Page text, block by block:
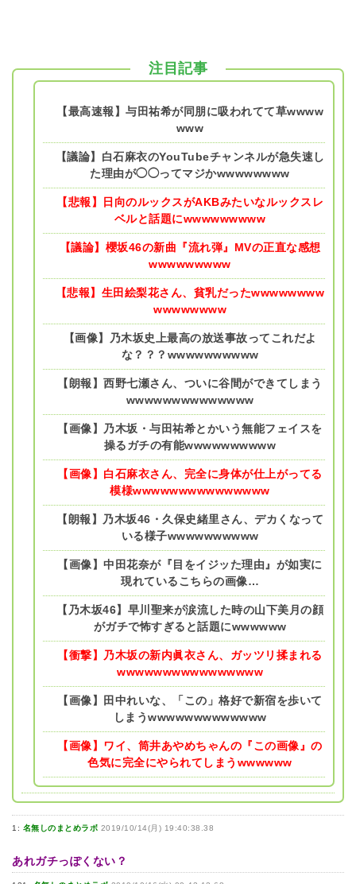
注目記事
【最高速報】与田祐希が同朋に吸われてて草wwww
www
【議論】白石麻衣のYouTubeチャンネルが急失速し
た理由が◯◯ってマジかwwwwwwww
【悲報】日向のルックスがAKBみたいなルックスレ
ベルと話題にwwwwwwwww
【議論】櫻坂46の新曲『流れ弾』MVの正直な感想
wwwwwwwww
【悲報】生田絵梨花さん、貧乳だったwwwwwwww
wwwwwwww
【画像】乃木坂史上最高の放送事故ってこれだよ
な？？？wwwwwwwwww
【朗報】西野七瀬さん、ついに谷間ができてしまう
wwwwwwwwwwwwww
【画像】乃木坂・与田祐希とかいう無能フェイスを
操るガチの有能wwwwwwwwww
【画像】白石麻衣さん、完全に身体が仕上がってる
模様wwwwwwwwwwwwwww
【朗報】乃木坂46・久保史緒里さん、デカくなって
いる様子wwwwwwwwww
【画像】中田花奈が『目をイジッた理由』が如実に
現れているこちらの画像…
【乃木坂46】早川聖来が涙流した時の山下美月の顔
がガチで怖すぎると話題にwwwwww
【衝撃】乃木坂の新内眞衣さん、ガッツリ揉まれる
wwwwwwwwwwwwwwww
【画像】田中れいな、「この」格好で新宿を歩いて
しまうwwwwwwwwwwwww
【画像】ワイ、筒井あやめちゃんの『この画像』の
色気に完全にやられてしまうwwwwww
1: 名無しのまとめラボ 2019/10/14(月) 19:40:38.38
あれガチっぽくない？